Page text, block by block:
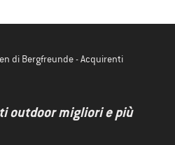
di Bergfreunde - Acquirenti
outdoor migliori e più